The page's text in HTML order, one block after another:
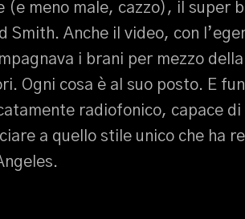
(e meno male, cazzo), il super
Smith. Anche il video, con
i brani per mezzo
Ogni cosa è al suo posto. E
radiofonico, capace
a quello stile unico che ha